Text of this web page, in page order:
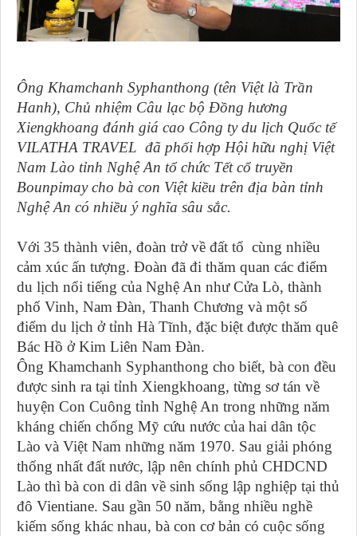
Ông Khamchanh Syphanthong (tên Việt là Trần
Hanh), Chủ nhiệm Câu lạc bộ Đồng hương
Xiengkhoang đánh giá cao Công ty du lịch Quốc tế
VILATHA TRAVEL đã phối hợp Hội hữu nghị Việt
Nam Lào tỉnh Nghệ An tổ chức Tết cổ truyền
Bounpimay cho bà con Việt kiều trên địa bàn tỉnh
Nghệ An có nhiều ý nghĩa sâu sắc.
Với 35 thành viên, đoàn trở về đất tổ cùng nhiều
cảm xúc ấn tượng. Đoàn đã đi thăm quan các điểm
du lịch nổi tiếng của Nghệ An như Cửa Lò, thành
phố Vinh, Nam Đàn, Thanh Chương và một số
điểm du lịch ở tỉnh Hà Tĩnh, đặc biệt được thăm quê
Bác Hồ ở Kim Liên Nam Đàn.
Ông Khamchanh Syphanthong cho biết, bà con đều
được sinh ra tại tỉnh Xiengkhoang, từng sơ tán về
huyện Con Cuông tỉnh Nghệ An trong những năm
kháng chiến chống Mỹ cứu nước của hai dân tộc
Lào và Việt Nam những năm 1970. Sau giải phóng
thống nhất đất nước, lập nên chính phủ CHDCND
Lào thì bà con di dân về sinh sống lập nghiệp tại thủ
đô Vientiane. Sau gần 50 năm, bằng nhiều nghề
kiếm sống khác nhau, bà con cơ bản có cuộc sống